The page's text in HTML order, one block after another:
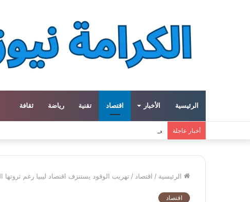
الرئيسية الأخبار اقتصاد تقنية رياضة ثقافة
أخبار عاجلة معهد العالم العربي في باريس يطلق المجلد الثاني من
الرئيسية / اقتصاد / تهريب الوقود يستنزف اقتصاد ليبيا رغم ثروتها
اقتصاد